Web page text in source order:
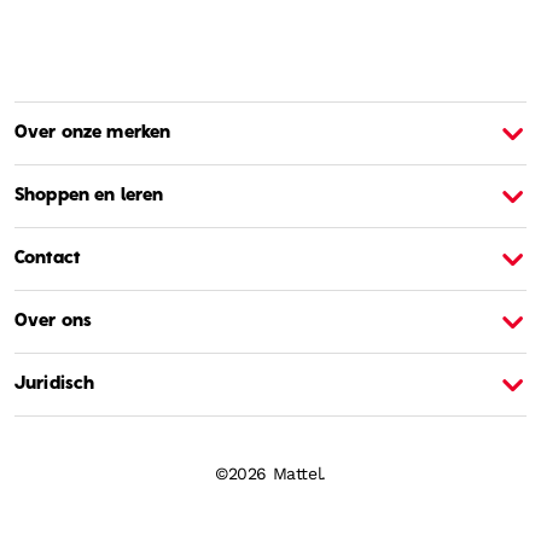
Over onze merken
Shoppen en leren
Contact
Over ons
Juridisch
©2026 Mattel.